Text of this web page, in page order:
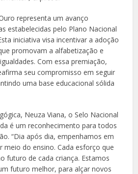
representa um avanço
estabelecidas pelo Plano Nacional
iniciativa visa incentivar a adoção
promovam a alfabetização e
Com essa premiação,
seu compromisso em seguir
uma base educacional sólida
Neuza Viana, o Selo Nacional
é um reconhecimento para todos
“Dia após dia, empenhamos em
meio do ensino. Cada esforço que
futuro de cada criança. Estamos
futuro melhor, para alçar novos